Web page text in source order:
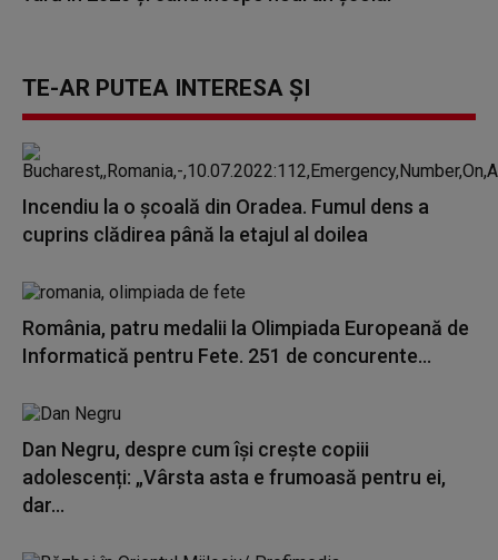
TE-AR PUTEA INTERESA ȘI
Incendiu la o școală din Oradea. Fumul dens a
cuprins clădirea până la etajul al doilea
România, patru medalii la Olimpiada Europeană de
Informatică pentru Fete. 251 de concurente...
Dan Negru, despre cum își crește copiii
adolescenți: „Vârsta asta e frumoasă pentru ei,
dar...